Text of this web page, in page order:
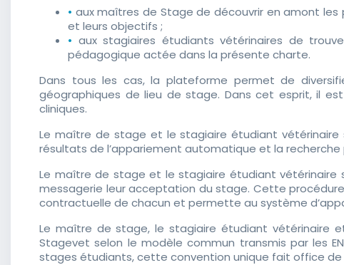
• aux maîtres de Stage de découvrir en amont
et leurs objectifs ;
• aux stagiaires étudiants vétérinaires de
pédagogique actée dans la présente charte.
Dans tous les cas, la plateforme permet de
géographiques de lieu de stage. Dans cet esprit, il
cliniques.
Le maître de stage et le stagiaire étudiant vétérinaire
résultats de l’appariement automatique et la recherche
Le maître de stage et le stagiaire étudiant vétérinaire
messagerie leur acceptation du stage. Cette
contractuelle de chacun et permette au système
Le maître de stage, le stagiaire étudiant vétérinaire
Stagevet selon le modèle commun transmis par les
stages étudiants, cette convention unique fait office